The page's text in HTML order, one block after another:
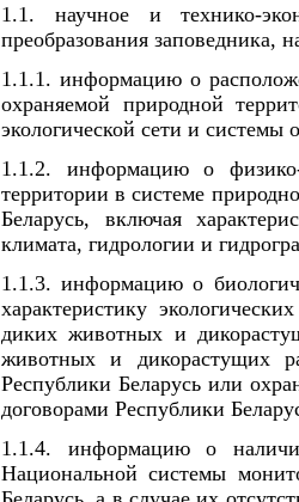
1.1. научное и технико-
преобразования заповедника,
1.1.1. информацию о
охраняемой природной
экологической сети и
1.1.2. информацию о физико-
территории в системе
Беларусь, включая
климата, гидрологии и
1.1.3. информацию о
характеристику
диких животных и
животных и дикорастущих
Республики Беларусь или
договорами Республики
1.1.4. информацию о
Национальной системы